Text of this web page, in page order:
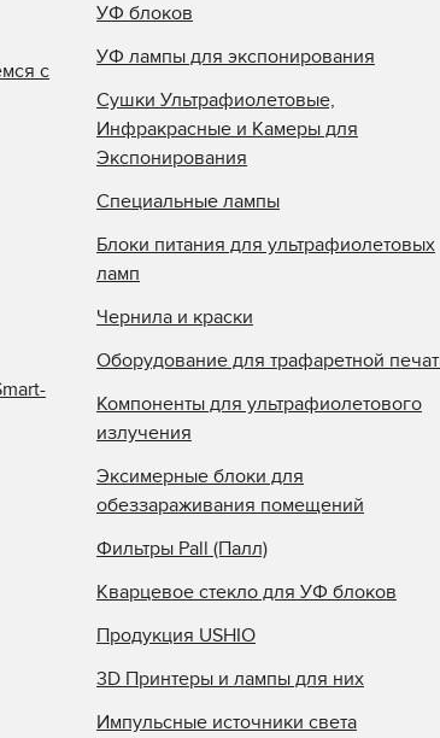
с
УФ блоков
УФ лампы для экспонирования
Сушки Ультрафиолетовые,
Инфракрасные и Камеры для
Экспонирования
Специальные лампы
Блоки питания для ультрафиолетовых
ламп
Чернила и краски
Оборудование для трафаретной
Компоненты для ультрафиолетового
излучения
Эксимерные блоки для
обеззараживания помещений
Фильтры Pall (Палл)
Кварцевое стекло для УФ блоков
Продукция USHIO
3D Принтеры и лампы для них
Импульсные источники света